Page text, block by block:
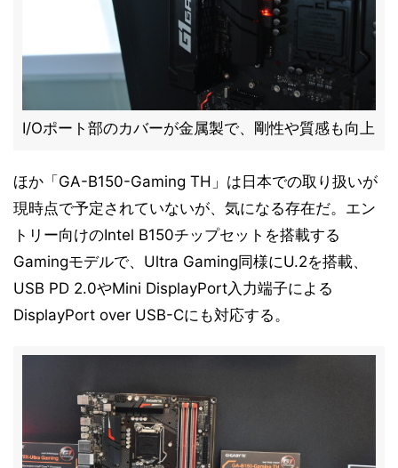
I/Oポート部のカバーが金属製で、剛性や質感も向上
ほか「GA-B150-Gaming TH」は日本での取り扱いが
現時点で予定されていないが、気になる存在だ。エン
トリー向けのIntel B150チップセットを搭載する
Gamingモデルで、Ultra Gaming同様にU.2を搭載、
USB PD 2.0やMini DisplayPort入力端子による
DisplayPort over USB-Cにも対応する。